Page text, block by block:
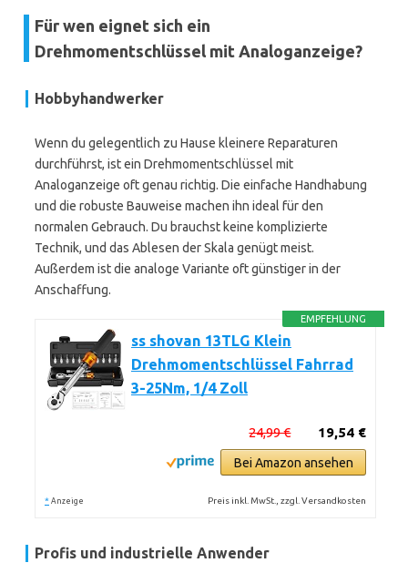
Für wen eignet sich ein
Drehmomentschlüssel mit Analoganzeige?
Hobbyhandwerker
Wenn du gelegentlich zu Hause kleinere Reparaturen
durchführst, ist ein Drehmomentschlüssel mit
Analoganzeige oft genau richtig. Die einfache Handhabung
und die robuste Bauweise machen ihn ideal für den
normalen Gebrauch. Du brauchst keine komplizierte
Technik, und das Ablesen der Skala genügt meist.
Außerdem ist die analoge Variante oft günstiger in der
Anschaffung.
EMPFEHLUNG
ss shovan 13TLG Klein
Drehmomentschlüssel Fahrrad
3-25Nm, 1/4 Zoll
19,54 €
24,99 €
Bei Amazon ansehen
* Anzeige Preis inkl. MwSt., zzgl. Versandkosten
Profis und industrielle Anwender